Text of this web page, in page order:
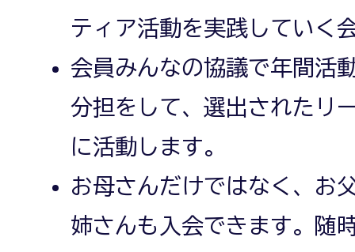
ティア活動を実践していく
会員みんなの協議で年間活
分担をして、選出されたリ
に活動します。
お母さんだけではなく、お
姉さんも入会できます。随